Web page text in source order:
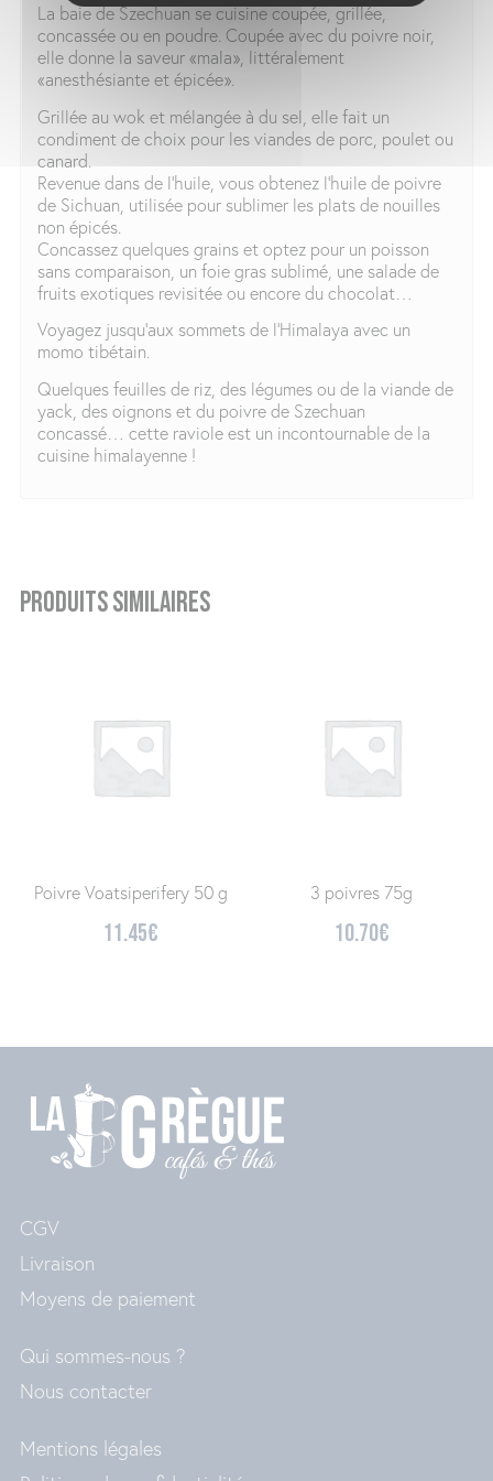
La baie de Szechuan se cuisine coupée, grillée,
concassée ou en poudre. Coupée avec du poivre noir,
elle donne la saveur «mala», littéralement
«anesthésiante et épicée».
Grillée au wok et mélangée à du sel, elle fait un
condiment de choix pour les viandes de porc, poulet ou
canard.
Revenue dans de l’huile, vous obtenez l’huile de poivre
de Sichuan, utilisée pour sublimer les plats de nouilles
non épicés.
Concassez quelques grains et optez pour un poisson
sans comparaison, un foie gras sublimé, une salade de
fruits exotiques revisitée ou encore du chocolat…
Voyagez jusqu’aux sommets de l’Himalaya avec un
momo tibétain.
Quelques feuilles de riz, des légumes ou de la viande de
yack, des oignons et du poivre de Szechuan
concassé… cette raviole est un incontournable de la
cuisine himalayenne !
Produits similaires
Poivre Voatsiperifery 50 g
11.45€
3 poivres 75g
10.70€
CGV
Livraison
Moyens de paiement
Qui sommes-nous ?
Nous contacter
Mentions légales